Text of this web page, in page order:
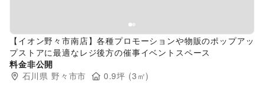
【イオン野々市南店】各種プロモーションや物販のポップアッ
プストアに最適なレジ後方の催事イベントスペース
料金非公開
石川県 野々市市 0.9坪 (3 ㎡)